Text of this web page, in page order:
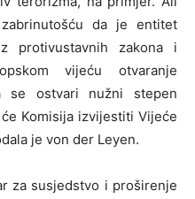
da je entitet
protivustavnih zakona i
vijeću otvaranje
se ostvari nužni stepen
Komisija izvijestiti Vijeće
je von der Leyen.
za susjedstvo i proširenje